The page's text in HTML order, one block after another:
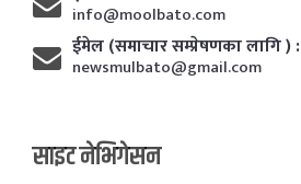
info@moolbato.com
ईमेल (समाचार सम्प्रेषणका लागि ) :
newsmulbato@gmail.com
साइट नेभिगेसन